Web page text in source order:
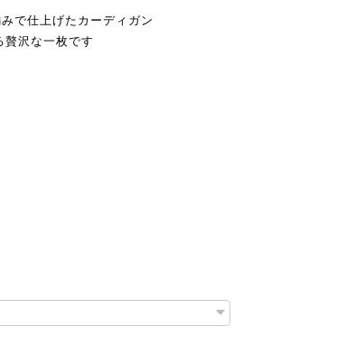
で仕上げたカーディガン
沢な一枚です